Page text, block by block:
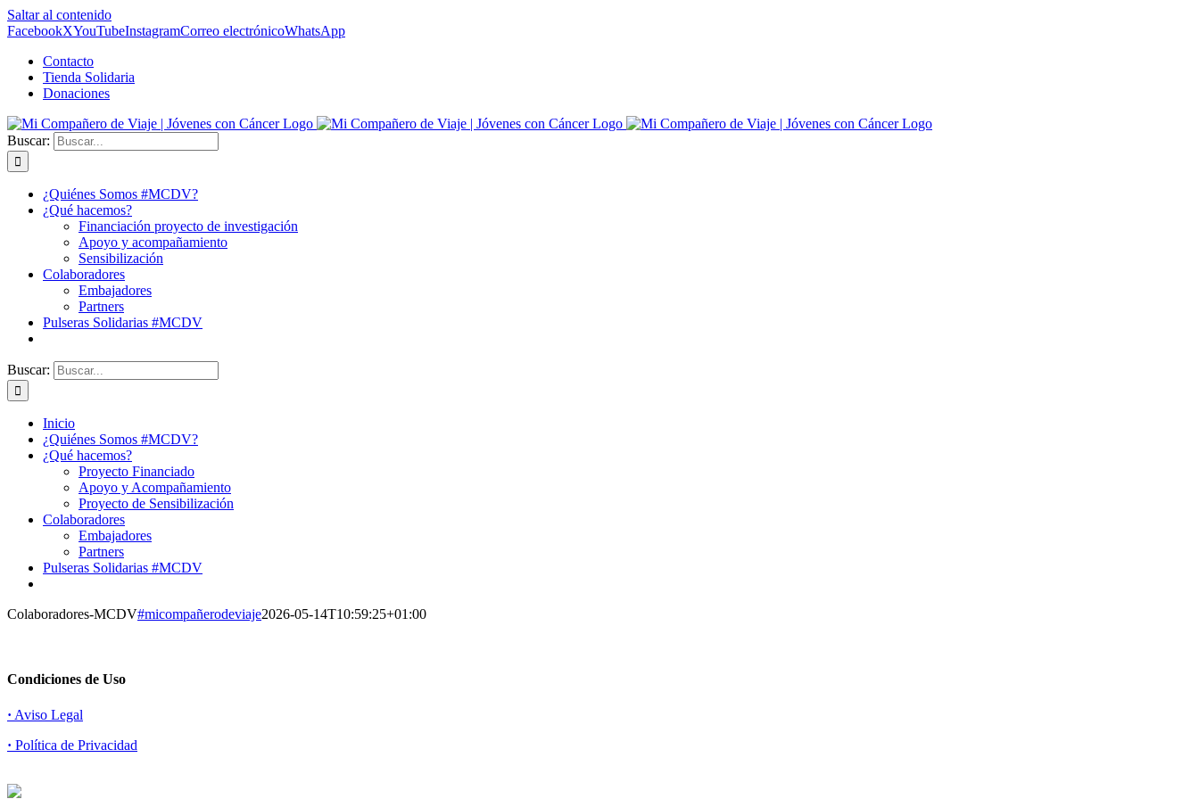
Saltar al contenido
FacebookXYouTubeInstagramCorreo electrónicoWhatsApp
Contacto
Tienda Solidaria
Donaciones
Buscar:
¿Quiénes Somos #MCDV?
¿Qué hacemos?
Financiación proyecto de investigación
Apoyo y acompañamiento
Sensibilización
Colaboradores
Embajadores
Partners
Pulseras Solidarias #MCDV
Buscar:
Inicio
¿Quiénes Somos #MCDV?
¿Qué hacemos?
Proyecto Financiado
Apoyo y Acompañamiento
Proyecto de Sensibilización
Colaboradores
Embajadores
Partners
Pulseras Solidarias #MCDV
Colaboradores-MCDV#micompañerodeviaje2026-05-14T10:59:25+01:00
Condiciones de Uso
· Aviso Legal
· Política de Privacidad